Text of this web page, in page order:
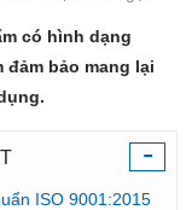
có hình dạng
bảo mang lại
-
ISO 9001:2015